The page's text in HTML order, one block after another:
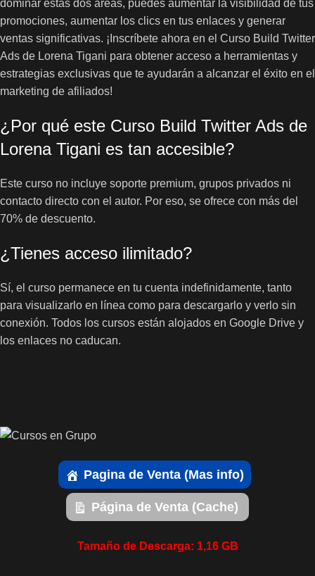
dominar estas dos áreas, puedes aumentar la visibilidad de tus
promociones, aumentar los clics en tus enlaces y generar
ventas significativas. ¡Inscríbete ahora en el Curso Build Twitter
Ads de Lorena Tigani para obtener acceso a herramientas y
estrategias exclusivas que te ayudarán a alcanzar el éxito en el
marketing de afiliados!
¿Por qué este Curso Build Twitter Ads de
Lorena Tigani es tan accesible?
Este curso no incluye soporte premium, grupos privados ni
contacto directo con el autor. Por eso, se ofrece con más del
70% de descuento.
¿Tienes acceso ilimitado?
Sí, el curso permanece en tu cuenta indefinidamente, tanto
para visualizarlo en línea como para descargarlo y verlo sin
conexión. Todos los cursos están alojados en Google Drive y
los enlaces no caducan.
Pagina de Venta (Mas info)
Página de Venta (Cache)
Tamaño de Descarga: 1,16 GB